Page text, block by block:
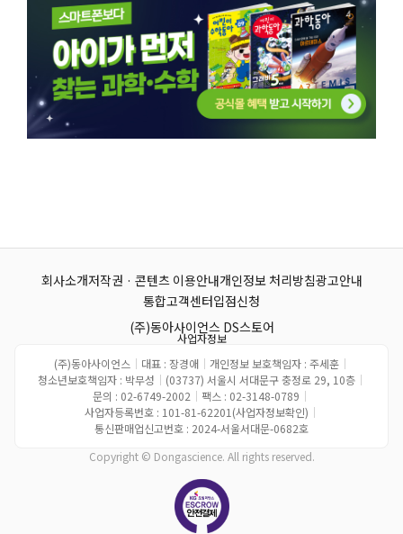
회사소개저작권 · 콘텐츠 이용안내개인정보 처리방침광고안내
통합고객센터입점신청
(주)동아사이언스 DS스토어
사업자정보
(주)동아사이언스 ｜ 대표 : 장경애｜ 개인정보 보호책임자 : 주세훈｜
청소년보호책임자 : 박무성 ｜ (03737) 서울시 서대문구 충정로 29, 10층｜
문의 : 02-6749-2002 ｜ 팩스 : 02-3148-0789 ｜
사업자등록번호 : 101-81-62201(사업자정보확인) ｜
통신판매업신고번호 : 2024-서울서대문-0682호
Copyright © Dongascience. All rights reserved.